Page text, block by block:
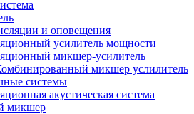
и оповещения
усилитель мощности
микшер-усилитель
микшер услилитель
системы
акустическая система
микшер